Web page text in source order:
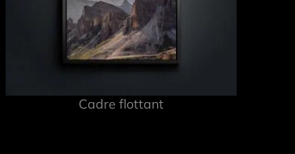
Cadre flottant